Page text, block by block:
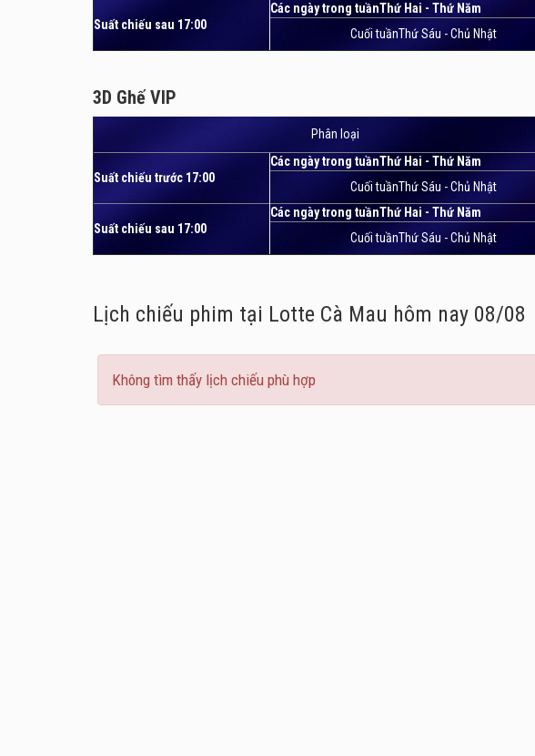
Suất chiếu sau 17:00
Các ngày trong tuầnThứ Hai - Thứ Năm
Cuối tuầnThứ Sáu - Chủ Nhật
3D Ghế VIP
3D Ghế VIP
Phân loại
Suất chiếu trước 17:00
Các ngày trong tuầnThứ Hai - Thứ Năm
Cuối tuầnThứ Sáu - Chủ Nhật
Suất chiếu sau 17:00
Các ngày trong tuầnThứ Hai - Thứ Năm
Cuối tuầnThứ Sáu - Chủ Nhật
Lịch chiếu phim tại Lotte Cà Mau hôm nay 08/08
Không tìm thấy lịch chiếu phù hợp